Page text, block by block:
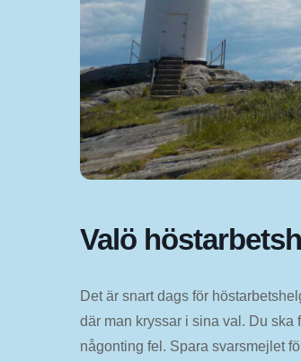
Valö
Det är snart dags för
där man kryssar i sina val. Du ska
någonting fel. Spara svarsmejlet